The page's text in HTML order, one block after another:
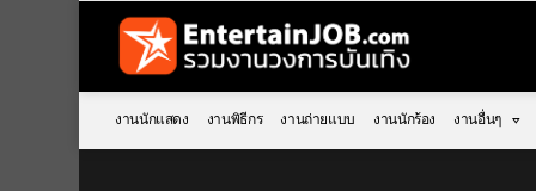
งานนักแสดง งานพิธีกร งานถ่ายแบบ งานนักร้อง งานอื่นๆ